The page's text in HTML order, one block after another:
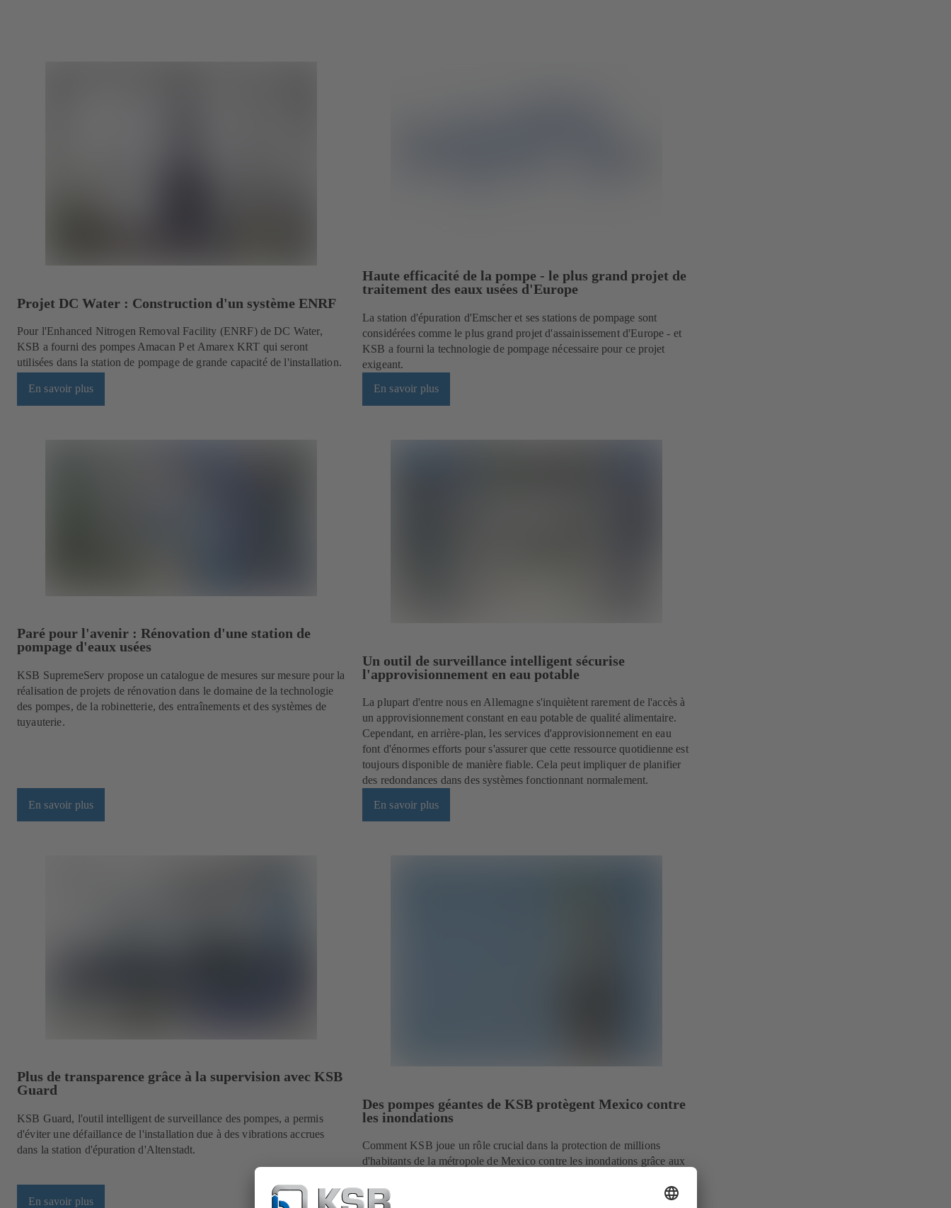
Projet DC Water : Construction d'un système ENRF
Pour l'Enhanced Nitrogen Removal Facility (ENRF) de DC Water,
KSB a fourni des pompes Amacan P et Amarex KRT qui seront
utilisées dans la station de pompage de grande capacité de l'installation.
En savoir plus
Haute efficacité de la pompe - le plus grand projet de
traitement des eaux usées d'Europe
La station d'épuration d'Emscher et ses stations de pompage sont
considérées comme le plus grand projet d'assainissement d'Europe - et
KSB a fourni la technologie de pompage nécessaire pour ce projet
exigeant.
En savoir plus
Paré pour l'avenir : Rénovation d'une station de
pompage d'eaux usées
KSB SupremeServ propose un catalogue de mesures sur mesure pour la
réalisation de projets de rénovation dans le domaine de la technologie
des pompes, de la robinetterie, des entraînements et des systèmes de
tuyauterie.
En savoir plus
Un outil de surveillance intelligent sécurise
l'approvisionnement en eau potable
La plupart d'entre nous en Allemagne s'inquiètent rarement de l'accès à
un approvisionnement constant en eau potable de qualité alimentaire.
Cependant, en arrière-plan, les services d'approvisionnement en eau
font d'énormes efforts pour s'assurer que cette ressource quotidienne est
toujours disponible de manière fiable. Cela peut impliquer de planifier
des redondances dans des systèmes fonctionnant normalement.
En savoir plus
Plus de transparence grâce à la supervision avec KSB
Guard
KSB Guard, l'outil intelligent de surveillance des pompes, a permis
d'éviter une défaillance de l'installation due à des vibrations accrues
dans la station d'épuration d'Altenstadt.
En savoir plus
Des pompes géantes de KSB protègent Mexico contre
les inondations
Comment KSB joue un rôle crucial dans la protection de millions
d'habitants de la métropole de Mexico contre les inondations grâce aux
En savoir plus